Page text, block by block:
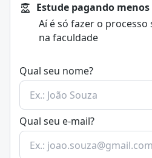
Estude pagando menos
Aí é só fazer o
na faculdade
Qual seu nome?
Qual seu e-mail?